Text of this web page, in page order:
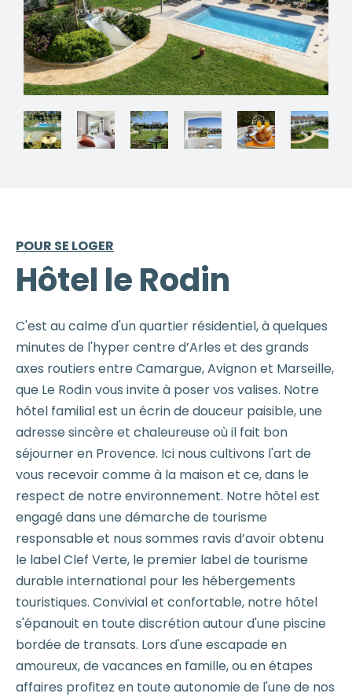
POUR SE LOGER
Hôtel le Rodin
C'est au calme d'un quartier résidentiel, à quelques
minutes de l'hyper centre d’Arles et des grands
axes routiers entre Camargue, Avignon et Marseille,
que Le Rodin vous invite à poser vos valises. Notre
hôtel familial est un écrin de douceur paisible, une
adresse sincère et chaleureuse où il fait bon
séjourner en Provence. Ici nous cultivons l'art de
vous recevoir comme à la maison et ce, dans le
respect de notre environnement. Notre hôtel est
engagé dans une démarche de tourisme
responsable et nous sommes ravis d’avoir obtenu
le label Clef Verte, le premier label de tourisme
durable international pour les hébergements
touristiques. Convivial et confortable, notre hôtel
s'épanouit en toute discrétion autour d'une piscine
bordée de transats. Lors d'une escapade en
amoureux, de vacances en famille, ou en étapes
affaires profitez en toute autonomie de l'une de nos